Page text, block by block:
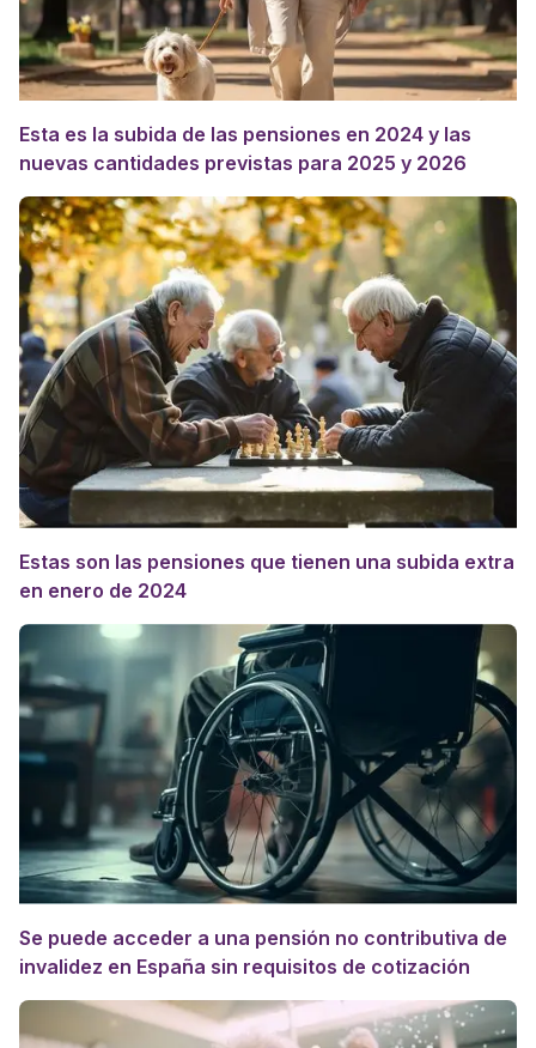
Esta es la subida de las pensiones en 2024 y las
nuevas cantidades previstas para 2025 y 2026
Estas son las pensiones que tienen una subida extra
en enero de 2024
Se puede acceder a una pensión no contributiva de
invalidez en España sin requisitos de cotización